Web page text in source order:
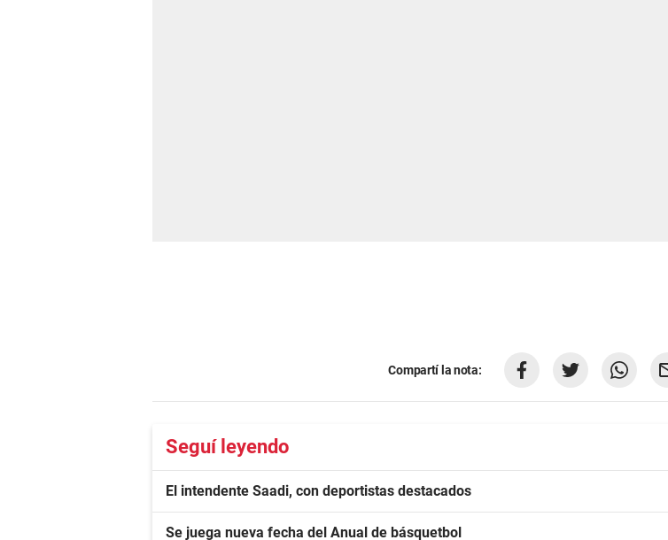
Compartí la nota:
Seguí leyendo
El intendente Saadi, con deportistas destacados
Se juega nueva fecha del Anual de básquetbol